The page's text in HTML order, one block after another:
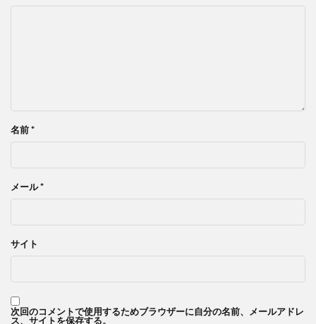
名前*
メール*
サイト
次回のコメントで使用するためブラウザーに自分の名前、メールアドレ
ス、サイトを保存する。